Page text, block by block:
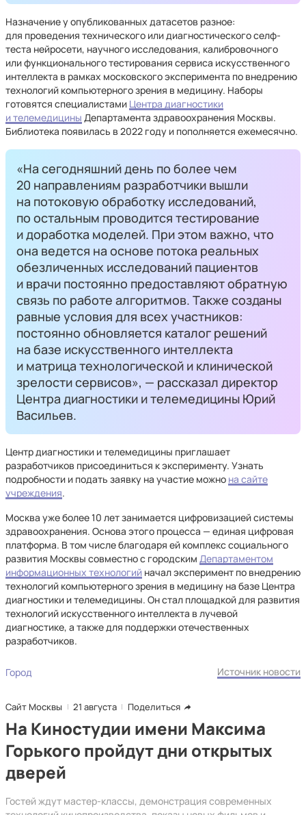
Назначение у опубликованных датасетов разное:
для проведения технического или диагностического селф-
теста нейросети, научного исследования, калибровочного
или функционального тестирования сервиса искусственного
интеллекта в рамках московского эксперимента по внедрению
технологий компьютерного зрения в медицину. Наборы
готовятся специалистами Центра диагностики
и телемедицины Департамента здравоохранения Москвы.
Библиотека появилась в 2022 году и пополняется ежемесячно.
«На сегодняшний день по более чем
20 направлениям разработчики вышли
на потоковую обработку исследований,
по остальным проводится тестирование
и доработка моделей. При этом важно, что
она ведется на основе потока реальных
обезличенных исследований пациентов
и врачи постоянно предоставляют обратную
связь по работе алгоритмов. Также созданы
равные условия для всех участников:
постоянно обновляется каталог решений
на базе искусственного интеллекта
и матрица технологической и клинической
зрелости сервисов», — рассказал директор
Центра диагностики и телемедицины Юрий
Васильев.
Центр диагностики и телемедицины приглашает
разработчиков присоединиться к эксперименту. Узнать
подробности и подать заявку на участие можно на сайте
учреждения.
Москва уже более 10 лет занимается цифровизацией системы
здравоохранения. Основа этого процесса — единая цифровая
платформа. В том числе благодаря ей комплекс социального
развития Москвы совместно с городским Департаментом
информационных технологий начал эксперимент по внедрению
технологий компьютерного зрения в медицину на базе Центра
диагностики и телемедицины. Он стал площадкой для развития
технологий искусственного интеллекта в лучевой
диагностике, а также для поддержки отечественных
разработчиков.
Город Источник новости
Сайт Москвы 21 августа Поделиться
На Киностудии имени Максима
Горького пройдут дни открытых
дверей
Гостей ждут мастер-классы, демонстрация современных